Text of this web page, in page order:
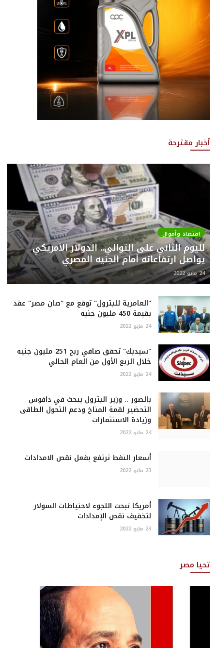
أخبار مقترحة
اقتصاد وأموال
لليوم الثاني على التوالي.. الدولار الأمريكي
يواصل ارتفاعاته أمام الجنيه المصري
24 مايو 2022
"العامرية للبترول" توقع مع "صان مصر" عقد
بقيمة 450 مليون جنيه
24 مايو 2022
"سيدبك" تحقق صافي ربح 251 مليون جنيه
خلال الربع الأول من العام الحالي
24 مايو 2022
بالصور .. وزير البترول يبحث في دافوس
التحضير لقمة المناخ ودعم التحول الطاقى
وزيادة الاستثمارات
24 مايو 2022
أسعار النفط ترتفع بفعل نقص الامدادات
23 مايو 2022
أمريكا تبحث اللجوء لاحتياطات السولار
لتخفيف نقص الإمدادات
23 مايو 2022
تحيا مصر